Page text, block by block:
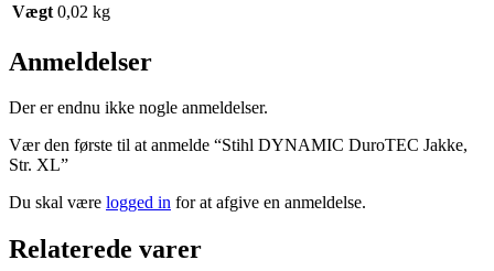
Vægt 0,02 kg
Anmeldelser
Der er endnu ikke nogle anmeldelser.
Vær den første til at anmelde “Stihl DYNAMIC DuroTEC Jakke,
Str. XL”
Du skal være logged in for at afgive en anmeldelse.
Relaterede varer